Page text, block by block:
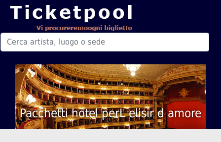
Pacchetti hotel perL elisir d amore